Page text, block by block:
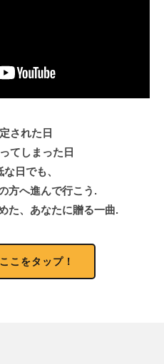
された日
てしまった日
日でも、
方へ進んで行こう.
た、あなたに贈る一曲.
こをタップ！